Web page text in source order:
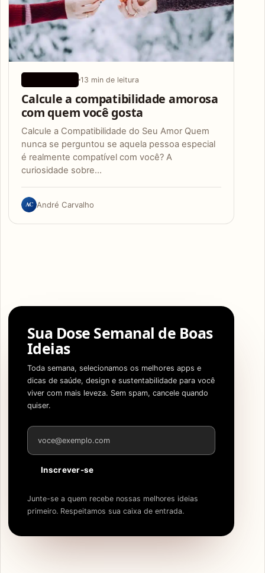
13 min de leitura
Calcule a compatibilidade amorosa
com quem você gosta
Calcule a Compatibilidade do Seu Amor Quem
nunca se perguntou se aquela pessoa especial
é realmente compatível com você? A
curiosidade sobre…
AC André Carvalho
Sua Dose Semanal de Boas
Ideias
Toda semana, selecionamos os melhores apps e
dicas de saúde, design e sustentabilidade para você
viver com mais leveza. Sem spam, cancele quando
quiser.
Endereço de e-mail
Inscrever-se
Junte-se a quem recebe nossas melhores ideias
primeiro. Respeitamos sua caixa de entrada.